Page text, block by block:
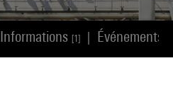
Informations [1] Événements